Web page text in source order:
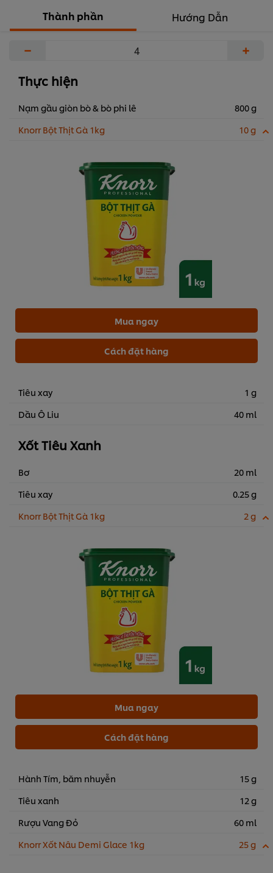
Thành phần Hướng Dẫn
− +
Thực hiện
Nạm gầu giòn bò & bò phi lê
800 g
Knorr Bột Thịt Gà 1kg
10 g
Mua ngay
Cách đặt hàng
Tiêu xay
1 g
Dầu Ô Liu
40 ml
Xốt Tiêu Xanh
Bơ
20 ml
Tiêu xay
0.25 g
Knorr Bột Thịt Gà 1kg
2 g
Mua ngay
Cách đặt hàng
Hành Tím, băm nhuyễn
15 g
Tiêu xanh
12 g
Rượu Vang Đỏ
60 ml
Knorr Xốt Nâu Demi Glace 1kg
25 g